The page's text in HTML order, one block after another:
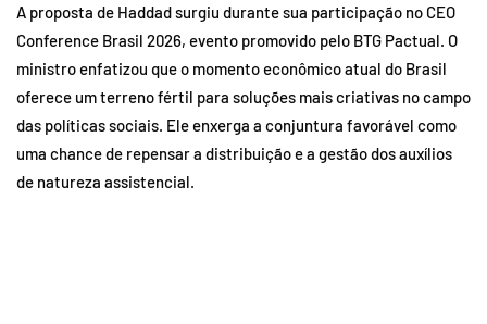
A proposta de Haddad surgiu durante sua participação no CEO
Conference Brasil 2026, evento promovido pelo BTG Pactual. O
ministro enfatizou que o momento econômico atual do Brasil
oferece um terreno fértil para soluções mais criativas no campo
das políticas sociais. Ele enxerga a conjuntura favorável como
uma chance de repensar a distribuição e a gestão dos auxílios
de natureza assistencial.